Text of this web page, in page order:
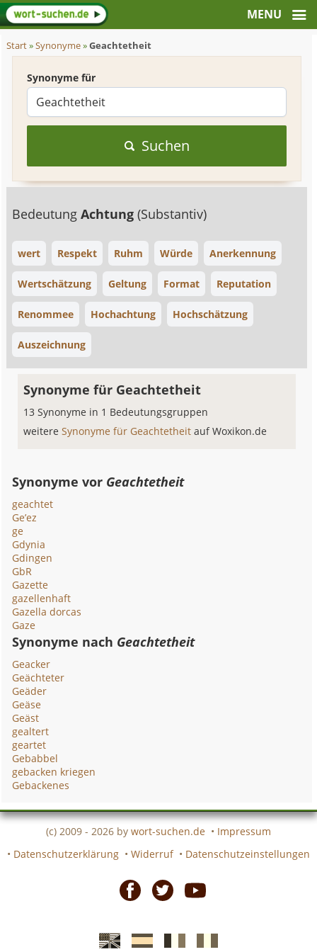
Start»Synonyme»Geachtetheit
Synonyme für
Suchen
BedeutungAchtung(Substantiv)
wert Respekt Ruhm Würde Anerkennung
Wertschätzung Geltung Format Reputation
Renommee Hochachtung Hochschätzung
Auszeichnung
Synonyme für Geachtetheit
13 Synonyme in 1 Bedeutungsgruppen
weitereSynonyme für Geachtetheitauf Woxikon.de
Synonyme vor Geachtetheit
geachtet
Ge’ez
ge
Gdynia
Gdingen
GbR
Gazette
gazellenhaft
Gazella dorcas
Gaze
Synonyme nach Geachtetheit
Geacker
Geächteter
Geäder
Geäse
Geäst
gealtert
geartet
Gebabbel
gebacken kriegen
Gebackenes
(c) 2009 - 2026 by wort-suchen.de • Impressum
• Datenschutzerklärung • Widerruf • Datenschutzeinstellungen